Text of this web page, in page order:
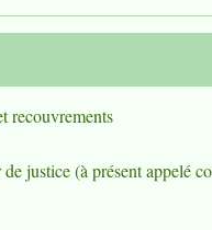
recouvrements
justice (à présent appelé